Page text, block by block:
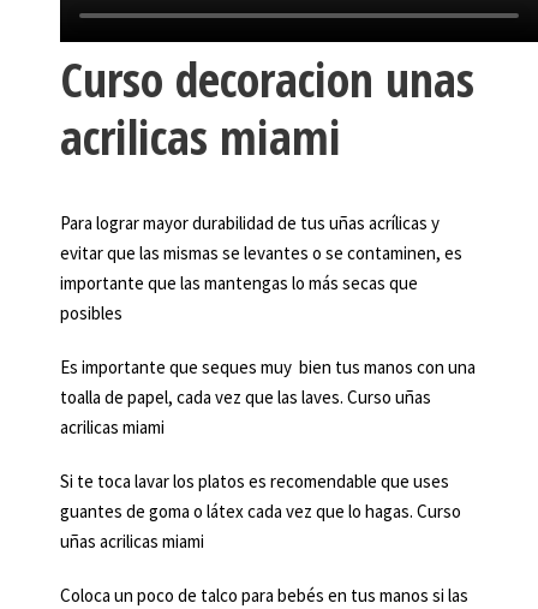
Curso decoracion unas
acrilicas miami
Para lograr mayor durabilidad de tus uñas acrílicas y
evitar que las mismas se levantes o se contaminen, es
importante que las mantengas lo más secas que
posibles
Es importante que seques muy bien tus manos con una
toalla de papel, cada vez que las laves. Curso uñas
acrilicas miami
Si te toca lavar los platos es recomendable que uses
guantes de goma o látex cada vez que lo hagas. Curso
uñas acrilicas miami
Coloca un poco de talco para bebés en tus manos si las